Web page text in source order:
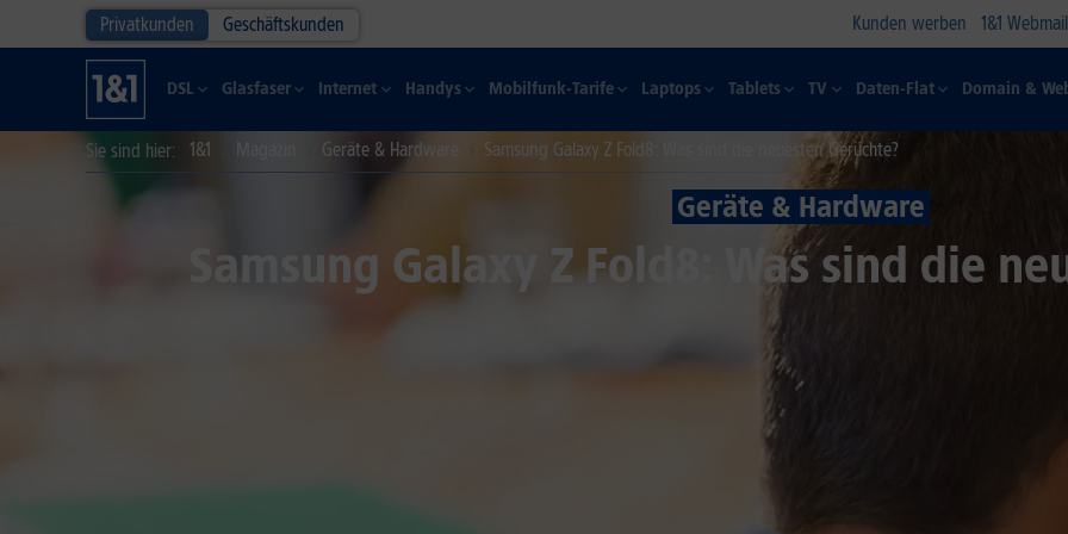
Privatkunden Geschäftskunden Kunden werben 1&1
DSL Glasfaser Internet Handys Mobilfunk-Tarife Laptops Tablets TV Daten-Flat Domain &
Sie sind hier 1&1 Geräte & Hardware Samsung Galaxy Z Fold8: Was sind die neuesten Gerüchte?
Geräte & Hardware
Samsung Galaxy Z Fold8: Was sind die